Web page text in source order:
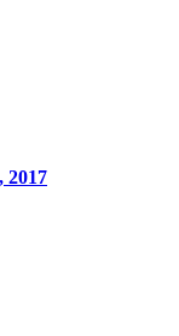
2017